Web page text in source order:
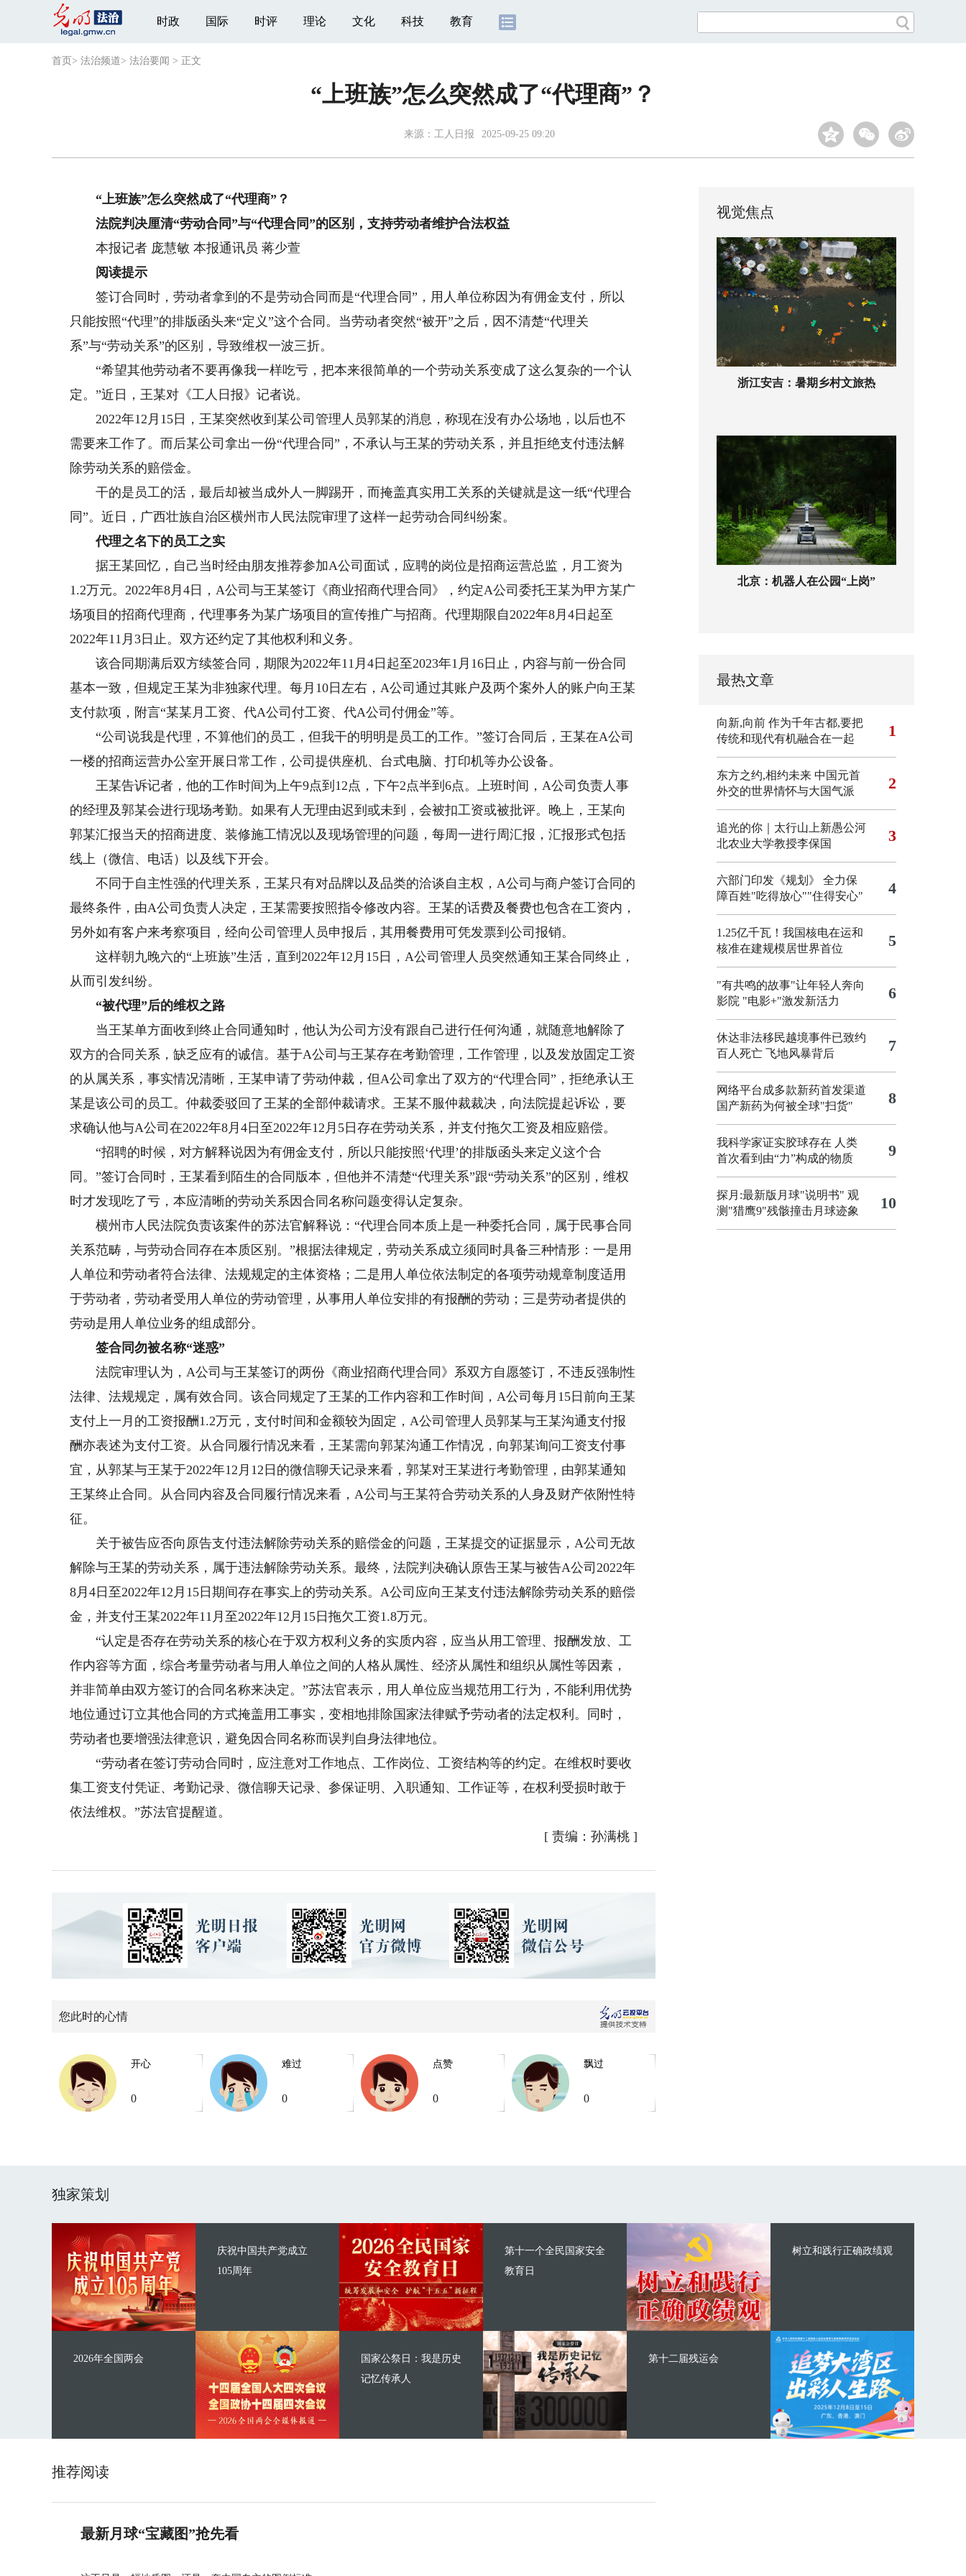
时政 国际 时评 理论 文化 科技 教育
首页 > 法治频道> 法治要闻 > 正文
“上班族”怎么突然成了“代理商”？
来源： 工人日报 2025-09-25 09:20
“上班族”怎么突然成了“代理商”？
法院判决厘清“劳动合同”与“代理合同”的区别，支持劳动者维护合法权益
本报记者 庞慧敏 本报通讯员 蒋少萱
阅读提示
签订合同时，劳动者拿到的不是劳动合同而是“代理合同”，用人单位称因为有佣金支付，所以
只能按照“代理”的排版函头来“定义”这个合同。当劳动者突然“被开”之后，因不清楚“代理关
系”与“劳动关系”的区别，导致维权一波三折。
“希望其他劳动者不要再像我一样吃亏，把本来很简单的一个劳动关系变成了这么复杂的一个认
定。”近日，王某对《工人日报》记者说。
2022年12月15日，王某突然收到某公司管理人员郭某的消息，称现在没有办公场地，以后也不
需要来工作了。而后某公司拿出一份“代理合同”，不承认与王某的劳动关系，并且拒绝支付违法解
除劳动关系的赔偿金。
干的是员工的活，最后却被当成外人一脚踢开，而掩盖真实用工关系的关键就是这一纸“代理合
同”。近日，广西壮族自治区横州市人民法院审理了这样一起劳动合同纠纷案。
代理之名下的员工之实
据王某回忆，自己当时经由朋友推荐参加A公司面试，应聘的岗位是招商运营总监，月工资为
1.2万元。2022年8月4日，A公司与王某签订《商业招商代理合同》，约定A公司委托王某为甲方某广
场项目的招商代理商，代理事务为某广场项目的宣传推广与招商。代理期限自2022年8月4日起至
2022年11月3日止。双方还约定了其他权利和义务。
该合同期满后双方续签合同，期限为2022年11月4日起至2023年1月16日止，内容与前一份合同
基本一致，但规定王某为非独家代理。每月10日左右，A公司通过其账户及两个案外人的账户向王某
支付款项，附言“某某月工资、代A公司付工资、代A公司付佣金”等。
“公司说我是代理，不算他们的员工，但我干的明明是员工的工作。”签订合同后，王某在A公司
一楼的招商运营办公室开展日常工作，公司提供座机、台式电脑、打印机等办公设备。
王某告诉记者，他的工作时间为上午9点到12点，下午2点半到6点。上班时间，A公司负责人事
的经理及郭某会进行现场考勤。如果有人无理由迟到或未到，会被扣工资或被批评。晚上，王某向
郭某汇报当天的招商进度、装修施工情况以及现场管理的问题，每周一进行周汇报，汇报形式包括
线上（微信、电话）以及线下开会。
不同于自主性强的代理关系，王某只有对品牌以及品类的洽谈自主权，A公司与商户签订合同的
最终条件，由A公司负责人决定，王某需要按照指令修改内容。王某的话费及餐费也包含在工资内，
另外如有客户来考察项目，经向公司管理人员申报后，其用餐费用可凭发票到公司报销。
这样朝九晚六的“上班族”生活，直到2022年12月15日，A公司管理人员突然通知王某合同终止，
从而引发纠纷。
“被代理”后的维权之路
当王某单方面收到终止合同通知时，他认为公司方没有跟自己进行任何沟通，就随意地解除了
双方的合同关系，缺乏应有的诚信。基于A公司与王某存在考勤管理，工作管理，以及发放固定工资
的从属关系，事实情况清晰，王某申请了劳动仲裁，但A公司拿出了双方的“代理合同”，拒绝承认王
某是该公司的员工。仲裁委驳回了王某的全部仲裁请求。王某不服仲裁裁决，向法院提起诉讼，要
求确认他与A公司在2022年8月4日至2022年12月5日存在劳动关系，并支付拖欠工资及相应赔偿。
“招聘的时候，对方解释说因为有佣金支付，所以只能按照‘代理’的排版函头来定义这个合
同。”签订合同时，王某看到陌生的合同版本，但他并不清楚“代理关系”跟“劳动关系”的区别，维权
时才发现吃了亏，本应清晰的劳动关系因合同名称问题变得认定复杂。
横州市人民法院负责该案件的苏法官解释说：“代理合同本质上是一种委托合同，属于民事合同
关系范畴，与劳动合同存在本质区别。”根据法律规定，劳动关系成立须同时具备三种情形：一是用
人单位和劳动者符合法律、法规规定的主体资格；二是用人单位依法制定的各项劳动规章制度适用
于劳动者，劳动者受用人单位的劳动管理，从事用人单位安排的有报酬的劳动；三是劳动者提供的
劳动是用人单位业务的组成部分。
签合同勿被名称“迷惑”
法院审理认为，A公司与王某签订的两份《商业招商代理合同》系双方自愿签订，不违反强制性
法律、法规规定，属有效合同。该合同规定了王某的工作内容和工作时间，A公司每月15日前向王某
支付上一月的工资报酬1.2万元，支付时间和金额较为固定，A公司管理人员郭某与王某沟通支付报
酬亦表述为支付工资。从合同履行情况来看，王某需向郭某沟通工作情况，向郭某询问工资支付事
宜，从郭某与王某于2022年12月12日的微信聊天记录来看，郭某对王某进行考勤管理，由郭某通知
王某终止合同。从合同内容及合同履行情况来看，A公司与王某符合劳动关系的人身及财产依附性特
征。
关于被告应否向原告支付违法解除劳动关系的赔偿金的问题，王某提交的证据显示，A公司无故
解除与王某的劳动关系，属于违法解除劳动关系。最终，法院判决确认原告王某与被告A公司2022年
8月4日至2022年12月15日期间存在事实上的劳动关系。A公司应向王某支付违法解除劳动关系的赔偿
金，并支付王某2022年11月至2022年12月15日拖欠工资1.8万元。
“认定是否存在劳动关系的核心在于双方权利义务的实质内容，应当从用工管理、报酬发放、工
作内容等方面，综合考量劳动者与用人单位之间的人格从属性、经济从属性和组织从属性等因素，
并非简单由双方签订的合同名称来决定。”苏法官表示，用人单位应当规范用工行为，不能利用优势
地位通过订立其他合同的方式掩盖用工事实，变相地排除国家法律赋予劳动者的法定权利。同时，
劳动者也要增强法律意识，避免因合同名称而误判自身法律地位。
“劳动者在签订劳动合同时，应注意对工作地点、工作岗位、工资结构等的约定。在维权时要收
集工资支付凭证、考勤记录、微信聊天记录、参保证明、入职通知、工作证等，在权利受损时敢于
依法维权。”苏法官提醒道。
[ 责编：孙满桃 ]
您此时的心情
开心
0
难过
0
点赞
0
飘过
0
视觉焦点
浙江安吉：暑期乡村文旅热
北京：机器人在公园“上岗”
最热文章
向新,向前 作为千年古都,要把
传统和现代有机融合在一起
1
东方之约,相约未来 中国元首
外交的世界情怀与大国气派
2
追光的你｜太行山上新愚公河
北农业大学教授李保国
3
六部门印发《规划》 全力保
障百姓"吃得放心""住得安心"
4
1.25亿千瓦！我国核电在运和
核准在建规模居世界首位
5
"有共鸣的故事"让年轻人奔向
影院 "电影+"激发新活力 6
休达非法移民越境事件已致约
百人死亡 飞地风暴背后 7
网络平台成多款新药首发渠道
国产新药为何被全球"扫货"
8
我科学家证实胶球存在 人类
首次看到由“力”构成的物质
9
探月:最新版月球"说明书" 观
测"猎鹰9"残骸撞击月球迹象
10
独家策划
庆祝中国共产党成立
105周年
2026年全国两会
第十一个全民国家安全
教育日
国家公祭日：我是历史
记忆传承人
树立和践行正确政绩观
第十二届残运会
推荐阅读
最新月球“宝藏图”抢先看